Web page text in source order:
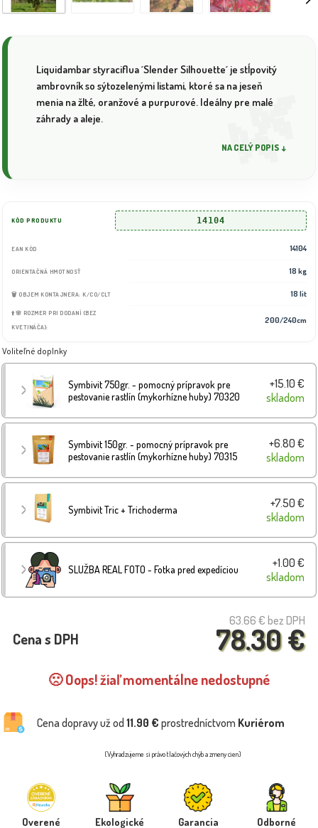
Liquidambar styraciflua ´Slender Silhouette´ je stĺpovitý
ambrovník so sýtozelenými listami, ktoré sa na jeseň
menia na žlté, oranžové a purpurové. Ideálny pre malé
záhrady a aleje.
NA CELÝ POPIS ↓
KÓD PRODUKTU 14104
EAN KÓD 14104
ORIENTAČNÁ HMOTNOSŤ 18 kg
🗑️ OBJEM KONTAJNERA: K/CO/CLT 18 lit
⬆️🌸 ROZMER PRI DODANÍ (BEZ
KVETINÁČA):
200/240cm
Voliteľné doplnky
Symbivit 750gr. - pomocný prípravok pre
pestovanie rastlín (mykorhízne huby) 70320
+15.10 €
skladom
Symbivit 150gr. - pomocný prípravok pre
pestovanie rastlín (mykorhízne huby) 70315
+6.80 €
skladom
Symbivit Tric + Trichoderma
+7.50 €
skladom
SLUŽBA REAL FOTO - Fotka pred expedíciou
+1.00 €
skladom
63.66 € bez DPH
78.30 €
Cena s DPH
🙁 Oops! žiaľ momentálne nedostupné
Cena dopravy už od 11.90 € prostredníctvom Kuriérom
(Vyhradzujeme si právo tlačových chýb a zmeny cien)
Overené
Ekologické
Garancia
Odborné